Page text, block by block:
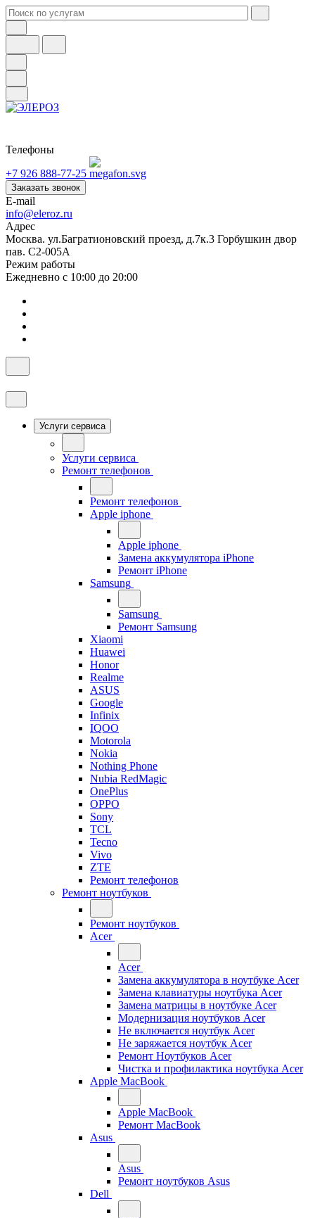
Телефоны
+7 926 888-77-25
Заказать звонок
E-mail
info@eleroz.ru
Адрес
Москва. ул.Багратионовский проезд, д.7к.3 Горбушкин двор
пав. C2-005A
Режим работы
Ежедневно с 10:00 до 20:00
Услуги сервиса
Услуги сервиса
Ремонт телефонов
Ремонт телефонов
Apple iphone
Apple iphone
Замена аккумулятора iPhone
Ремонт iPhone
Samsung
Samsung
Ремонт Samsung
Xiaomi
Huawei
Honor
Realme
ASUS
Google
Infinix
IQOO
Motorola
Nokia
Nothing Phone
Nubia RedMagic
OnePlus
OPPO
Sony
TCL
Tecno
Vivo
ZTE
Ремонт телефонов
Ремонт ноутбуков
Ремонт ноутбуков
Acer
Acer
Замена аккумулятора в ноутбуке Acer
Замена клавиатуры ноутбука Acer
Замена матрицы в ноутбуке Acer
Модернизация ноутбуков Acer
Не включается ноутбук Acer
Не заряжается ноутбук Acer
Ремонт Ноутбуков Acer
Чистка и профилактика ноутбука Acer
Apple MacBook
Apple MacBook
Ремонт MacBook
Asus
Asus
Ремонт ноутбуков Asus
Dell